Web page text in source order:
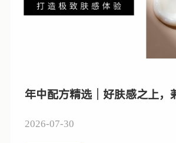
年中配方精选｜好肤感之上，
2026-07-30